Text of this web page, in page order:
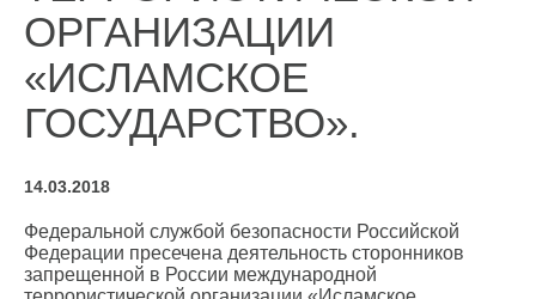
ОРГАНИЗАЦИИ
«ИСЛАМСКОЕ
ГОСУДАРСТВО».
14.03.2018
Федеральной службой безопасности Российской
Федерации пресечена деятельность сторонников
запрещенной в России международной